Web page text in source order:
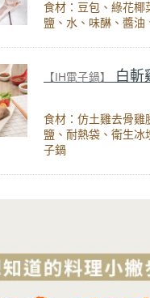
食材：豆包、綠花椰
鹽、水、味醂、醬油
【IH電子鍋】 白斬
食材：仿土雞去骨雞
鹽、耐熱袋、衛生冰
子鍋